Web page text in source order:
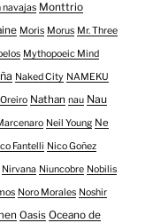
navajas Monttrio
Moris Morus Mr. Three
Mythopoeic Mind
Naked City NAMEKU
Nathan nau Nau
Neil Young Ne
Fantelli Nico Goñez
Nirvana Niuncobre Nobilis
Noro Morales Noshir
Oasis Oceano de